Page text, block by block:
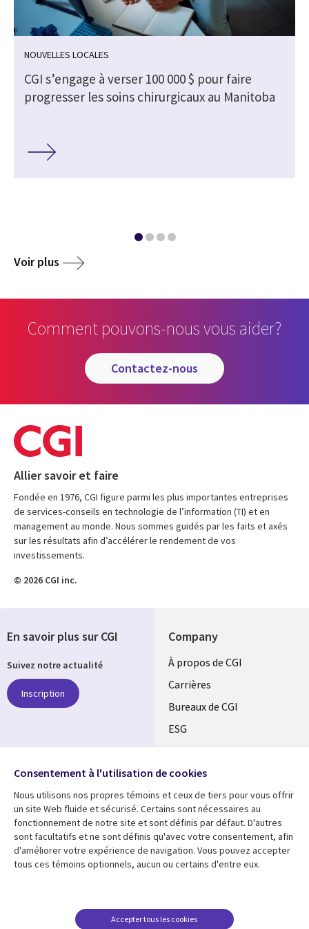
NOUVELLES LOCALES
CGI s’engage à verser 100 000 $ pour faire
progresser les soins chirurgicaux au Manitoba
Voir plus
Comment pouvons-nous vous aider?
contactez-nous
Allier savoir et faire
Fondée en 1976, CGI figure parmi les plus importantes entreprises
de services-conseils en technologie de l’information (TI) et en
management au monde. Nous sommes guidés par les faits et axés
sur les résultats afin d’accélérer le rendement de vos
investissements.
© 2026 CGI inc.
Company
Useful
links
CANADA
FR
À propos de CGI
Carrières
Bureaux de CGI
ESG
Alliances
Ressources
Library
CANADA
Articles
Communiqués
Support
Legal
FR
Restrictions et
Confidentialité
En savoir plus sur CGI
Suivez notre actualité
Inscription
Media
CANADA
Consentement à l'utilisation de cookies
Nous utilisons nos propres témoins et ceux de tiers pour vous offrir
un site Web fluide et sécurisé. Certains sont nécessaires au
fonctionnement de notre site et sont définis par défaut. D'autres
sont facultatifs et ne sont définis qu'avec votre consentement, afin
d'améliorer votre expérience de navigation. Vous pouvez accepter
tous ces témoins optionnels, aucun ou certains d'entre eux.
Accepter tous les cookies